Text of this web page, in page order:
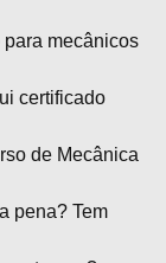
mecânicos
certificado
de Mecânica
pena? Tem